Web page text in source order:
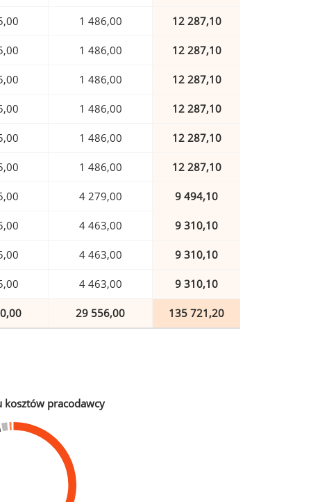
1 486,00 12 287,10
1 486,00 12 287,10
1 486,00 12 287,10
1 486,00 12 287,10
1 486,00 12 287,10
1 486,00 12 287,10
4 279,00 9 494,10
4 463,00 9 310,10
4 463,00 9 310,10
4 463,00 9 310,10
29 556,00 135 721,20
kosztów pracodawcy